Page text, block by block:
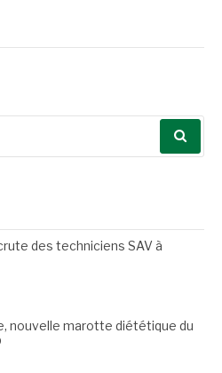
des techniciens SAV à
nouvelle marotte diététique du